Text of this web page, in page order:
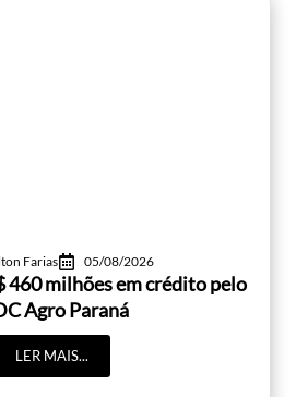
Farias 05/08/2026
460 milhões em crédito pelo
Agro Paraná
LER MAIS...